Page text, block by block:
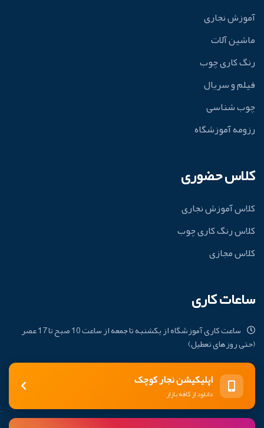
آموزش نجاری
ماشین آلات
رنگ کاری چوب
فیلم و سریال
چوب شناسی
رزومه آموزشگاه
کلاس حضوری
کلاس آموزش نجاری
کلاس رنگ کاری چوب
کلاس مجازی
ساعات کاری
ساعت کاری آموزشگاه از یکشنبه تا جمعه از ساعت 10 صبح تا 17 عصر
(حتی روزهای تعطیل)
اپلیکیشن نجار کوچک
دانلود از کافه بازار